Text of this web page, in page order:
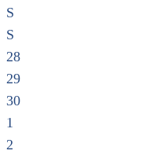
S
S
28
29
30
1
2